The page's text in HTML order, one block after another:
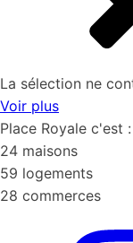
La sélection ne
Voir plus
Place Royale c'est :
24 maisons
59 logements
28 commerces